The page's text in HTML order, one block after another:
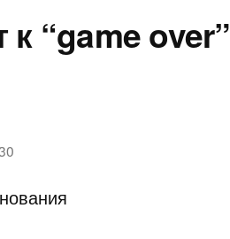
“game over”